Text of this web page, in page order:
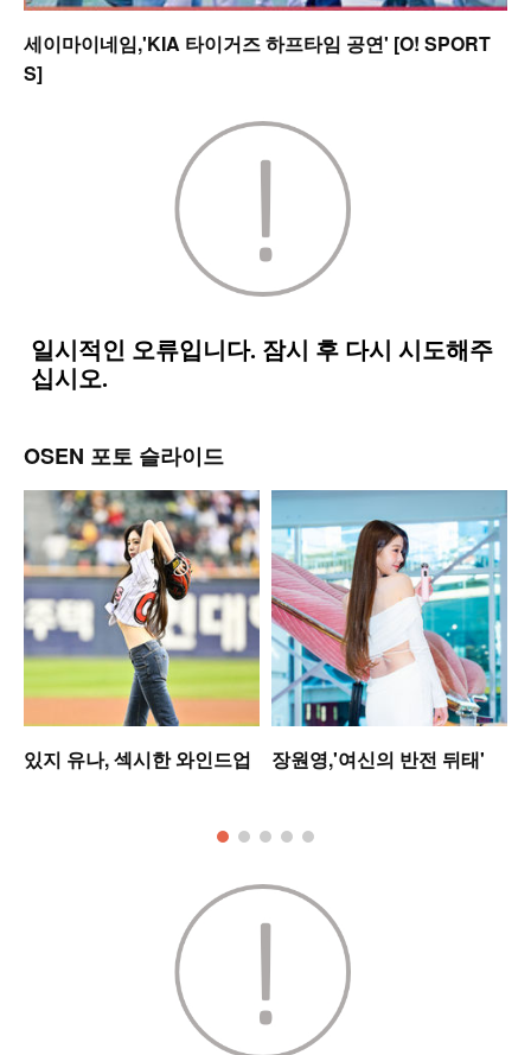
세이마이네임,'KIA 타이거즈 하프타임 공연' [O! SPORT
S]
OSEN 포토 슬라이드
있지 유나, 섹시한 와인드업 장원영,'여신의 반전 뒤태'